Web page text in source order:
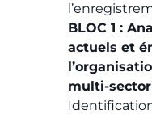
BLOC 1 :
actuels et
multi-